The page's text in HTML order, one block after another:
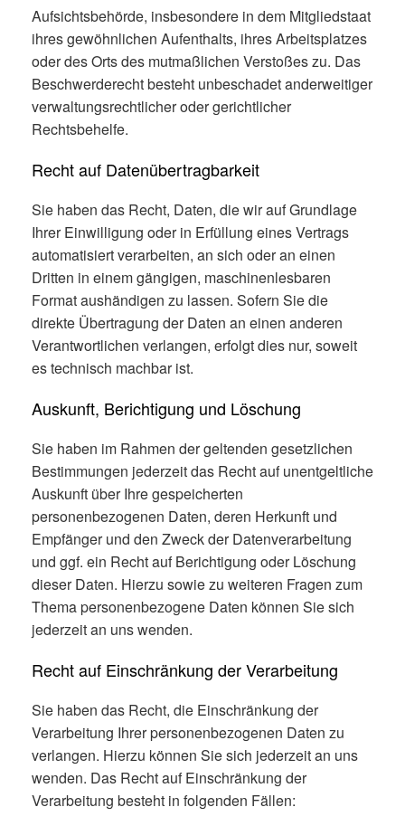
Aufsichtsbehörde, insbesondere in dem Mitgliedstaat
ihres gewöhnlichen Aufenthalts, ihres Arbeitsplatzes
oder des Orts des mutmaßlichen Verstoßes zu. Das
Beschwerderecht besteht unbeschadet anderweitiger
verwaltungsrechtlicher oder gerichtlicher
Rechtsbehelfe.
Recht auf Daten­übertrag­barkeit
Sie haben das Recht, Daten, die wir auf Grundlage
Ihrer Einwilligung oder in Erfüllung eines Vertrags
automatisiert verarbeiten, an sich oder an einen
Dritten in einem gängigen, maschinenlesbaren
Format aushändigen zu lassen. Sofern Sie die
direkte Übertragung der Daten an einen anderen
Verantwortlichen verlangen, erfolgt dies nur, soweit
es technisch machbar ist.
Auskunft, Berichtigung und Löschung
Sie haben im Rahmen der geltenden gesetzlichen
Bestimmungen jederzeit das Recht auf unentgeltliche
Auskunft über Ihre gespeicherten
personenbezogenen Daten, deren Herkunft und
Empfänger und den Zweck der Datenverarbeitung
und ggf. ein Recht auf Berichtigung oder Löschung
dieser Daten. Hierzu sowie zu weiteren Fragen zum
Thema personenbezogene Daten können Sie sich
jederzeit an uns wenden.
Recht auf Einschränkung der Verarbeitung
Sie haben das Recht, die Einschränkung der
Verarbeitung Ihrer personenbezogenen Daten zu
verlangen. Hierzu können Sie sich jederzeit an uns
wenden. Das Recht auf Einschränkung der
Verarbeitung besteht in folgenden Fällen: